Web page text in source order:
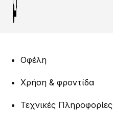
Οφέλη
Χρήση & φροντίδα
Τεχνικές Πληροφορίες